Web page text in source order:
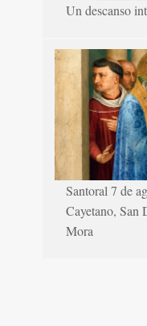
Un descanso
Santoral 7 de
Cayetano, San
Mora